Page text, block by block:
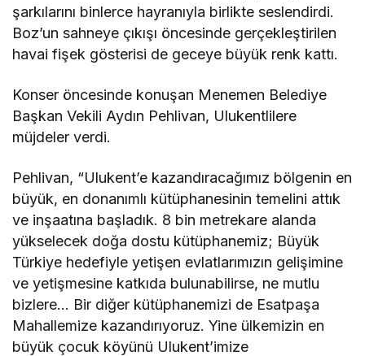
şarkılarını binlerce hayranıyla birlikte seslendirdi.
Boz’un sahneye çıkışı öncesinde gerçekleştirilen
havai fişek gösterisi de geceye büyük renk kattı.
Konser öncesinde konuşan Menemen Belediye
Başkan Vekili Aydın Pehlivan, Ulukentlilere
müjdeler verdi.
Pehlivan, “Ulukent’e kazandıracağımız bölgenin en
büyük, en donanımlı kütüphanesinin temelini attık
ve inşaatına başladık. 8 bin metrekare alanda
yükselecek doğa dostu kütüphanemiz; Büyük
Türkiye hedefiyle yetişen evlatlarımızın gelişimine
ve yetişmesine katkıda bulunabilirse, ne mutlu
bizlere… Bir diğer kütüphanemizi de Esatpaşa
Mahallemize kazandırıyoruz. Yine ülkemizin en
büyük çocuk köyünü Ulukent’imize